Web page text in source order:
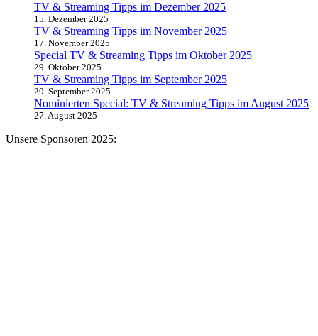
TV & Streaming Tipps im Dezember 2025
15. Dezember 2025
TV & Streaming Tipps im November 2025
17. November 2025
Special TV & Streaming Tipps im Oktober 2025
29. Oktober 2025
TV & Streaming Tipps im September 2025
29. September 2025
Nominierten Special: TV & Streaming Tipps im August 2025
27. August 2025
Unsere Sponsoren 2025: